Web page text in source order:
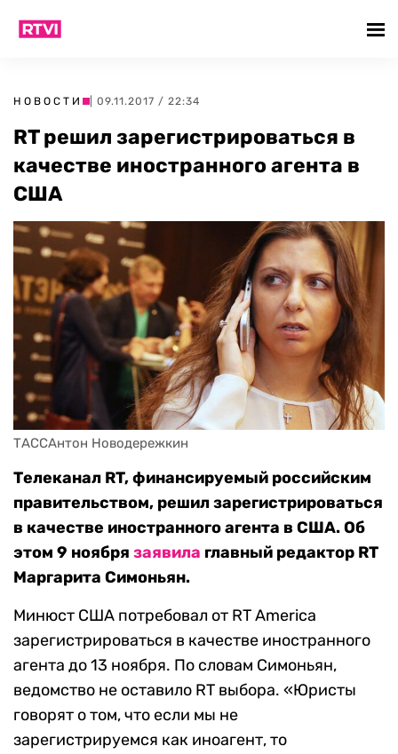
НОВОСТИ | 09.11.2017 / 22:34
RT решил зарегистрироваться в
качестве иностранного агента в
США
ТАССАнтон Новодережкин
Телеканал RT, финансируемый российским
правительством, решил зарегистрироваться
в качестве иностранного агента в США. Об
этом 9 ноября заявила главный редактор RT
Маргарита Симоньян.
Минюст США потребовал от RT America
зарегистрироваться в качестве иностранного
агента до 13 ноября. По словам Симоньян,
ведомство не оставило RT выбора. «Юристы
говорят о том, что если мы не
зарегистрируемся как иноагент, то